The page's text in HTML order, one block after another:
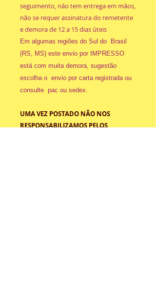
seguimento, não tem entrega em mãos,
não se requer assinatura do remetente
e demora de 12 a 15 dias úteis
Em algumas regiões do Sul do Brasil
(RS, MS) este envio por IMPRESSO
está com muita demora, sugestão
escolha o envio por carta registrada ou
consulte pac ou sedex.
UMA VEZ POSTADO NÃO NOS
RESPONSABILIZAMOS PELOS